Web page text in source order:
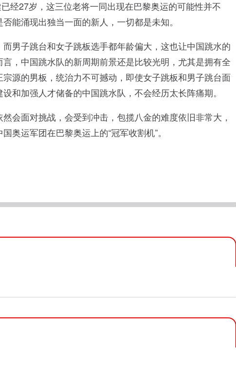
经27岁，这三位老将一同出现在巴黎奥运的可能性并不
能涌现出独当一面的新人，一切都是未知。
男子跳台和女子跳板选手都年龄偏大，这也让中国跳水的
，中国跳水队的新周期前景还是比较光明，尤其是拥有全
源的男板，统治力不可撼动，即使女子跳板和男子跳台面
和加强人才储备的中国跳水队，不会经历太长阵痛期。
会面对挑战，会受到冲击，包揽八金的难度依旧非常大，
奥运军团在巴黎奥运上的“冠军收割机”。